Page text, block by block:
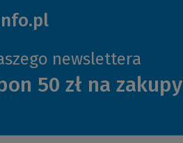
newslettera
50 zł na zakupy